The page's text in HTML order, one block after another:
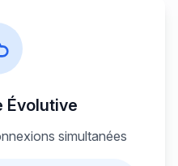
Évolutive
simultanées